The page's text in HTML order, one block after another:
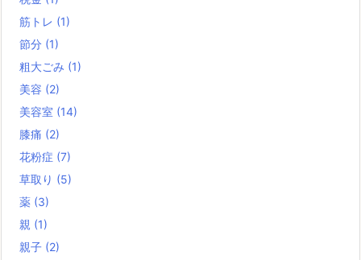
筋トレ (1)
節分 (1)
粗大ごみ (1)
美容 (2)
美容室 (14)
膝痛 (2)
花粉症 (7)
草取り (5)
薬 (3)
親 (1)
親子 (2)